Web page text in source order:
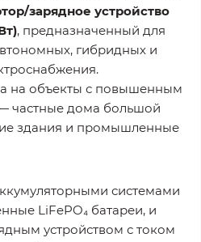
зарядное устройство
, предназначенный для
гибридных и
на объекты с повышенным
частные дома большой
здания и промышленные
системами
LiFePO₄ батареи, и
устройством с током